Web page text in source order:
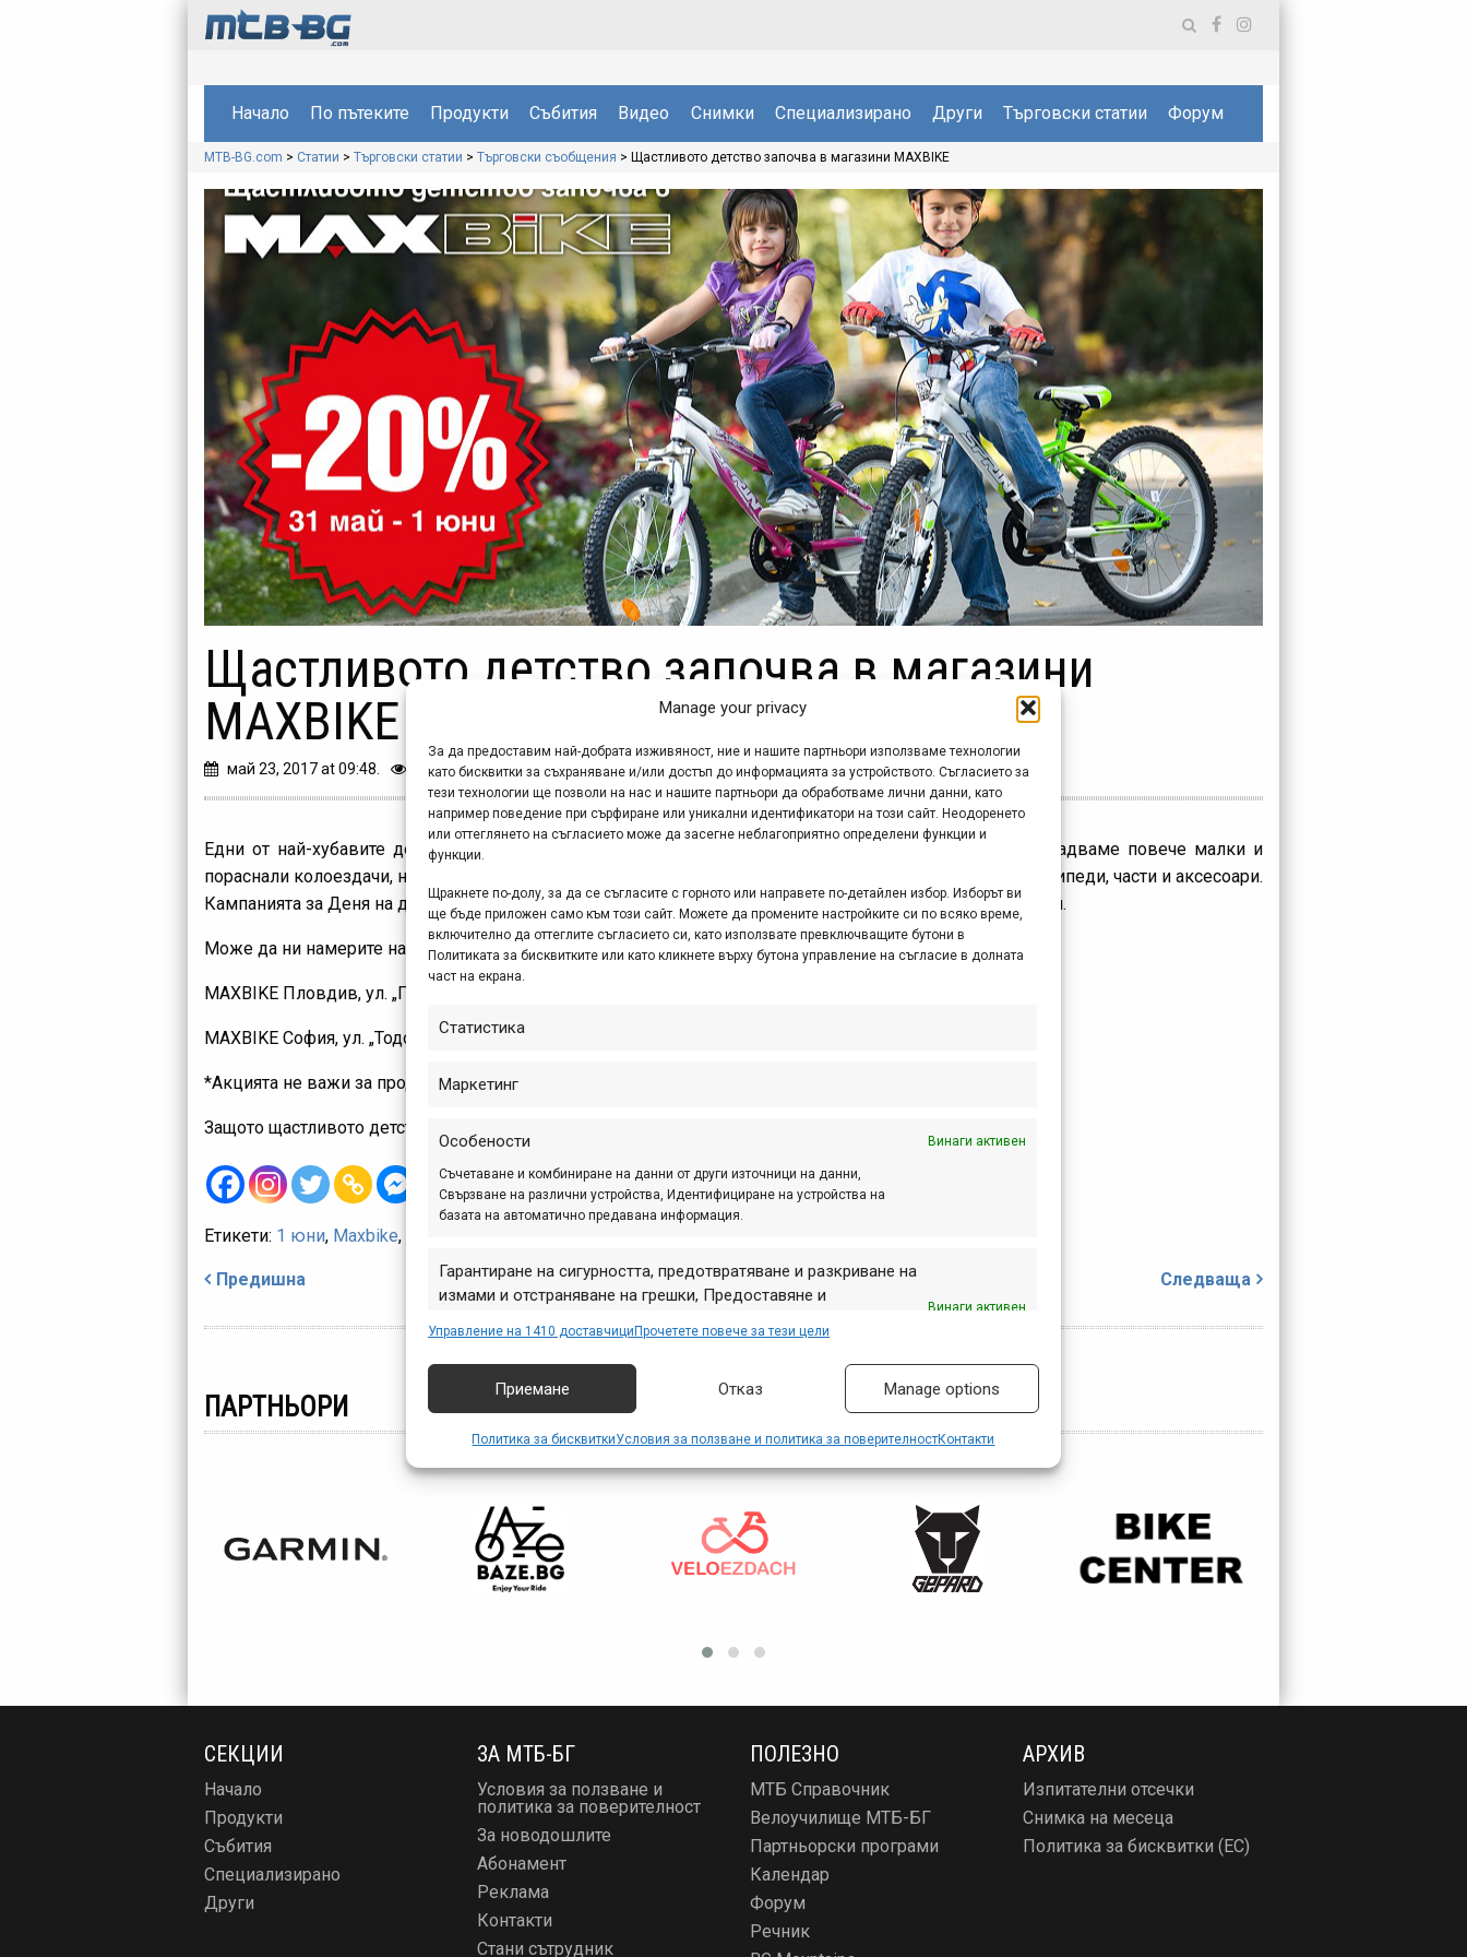
Manage your privacy
За да предоставим най-добрата изживяност, ние и нашите партньори използваме технологии
като бисквитки за съхраняване и/или достъп до информацията за устройството. Съгласието за
тези технологии ще позволи на нас и нашите партньори да обработваме лични данни, като
например поведение при сърфиране или уникални идентификатори на този сайт. Неодоренето
или оттеглянето на съгласието може да засегне неблагоприятно определени функции и
функции.
Щракнете по-долу, за да се съгласите с горното или направете по-детайлен избор. Изборът ви
ще бъде приложен само към този сайт. Можете да промените настройките си по всяко време,
включително да оттеглите съгласието си, като използвате превключващите бутони в
Политиката за бисквитките или като кликнете върху бутона управление на съгласие в долната
част на екрана.
Статистика
Маркетинг
Особености Винаги активен
Съчетаване и комбиниране на данни от други източници на данни,
Свързване на различни устройства, Идентифициране на устройства на
базата на автоматично предавана информация.
Гарантиране на сигурността, предотвратяване и разкриване на
измами и отстраняване на грешки, Предоставяне и
съобщаване на избори за поверителност.
Винаги активен
Управление на 1410 доставчици Прочетете повече за тези цели
Приемане Отказ Manage options
Политика за бисквиткиУсловия за ползване и политика за поверителностКонтакти
Начало По пътеките Продукти Събития Видео Снимки Специализирано Други Търговски статии Форум
MTB-BG.com > Статии > Търговски статии > Търговски съобщения > Щастливото детство започва в магазини MAXBIKE
Щастливото детство започва в магазини
MAXBIKE
май 23, 2017 at 09:48. 338
Едни от най-хубавите детски моменти и спомени са тези, прекарани в каране на колело. За да зарадваме повече малки и
пораснали колоездачи, ние от магазини Maxbike обявяваме празнична акция с 20% намаление на велосипеди, части и аксесоари.
Кампанията за Деня на детето ще се проведе от 31 май до 1 юни и важи за всички размери велосипеди.
Може да ни намерите на следните адреси:
MAXBIKE Пловдив, ул. „Голямоконарско шосе” № 1
MAXBIKE София, ул. „Тодор Каблешков” № 53
*Акцията не важи за продукти Shockblaze и Ferrini, продукти в акция и за трайно намалени стоки.
Защото щастливото детство започва в магазини MAXBIKE!
Етикети: 1 юни, Maxbike,
Навигация
Предишна Следваща
ПАРТНЬОРИ
СЕКЦИИ
Начало
Продукти
Събития
Специализирано
Други
ЗА МТБ-БГ
Условия за ползване и
политика за поверителност
За новодошлите
Абонамент
Реклама
Контакти
Стани сътрудник
ПОЛЕЗНО
МТБ Справочник
Велоучилище МТБ-БГ
Партньорски програми
Календар
Форум
Речник
АРХИВ
Изпитателни отсечки
Снимка на месеца
Политика за бисквитки (ЕС)